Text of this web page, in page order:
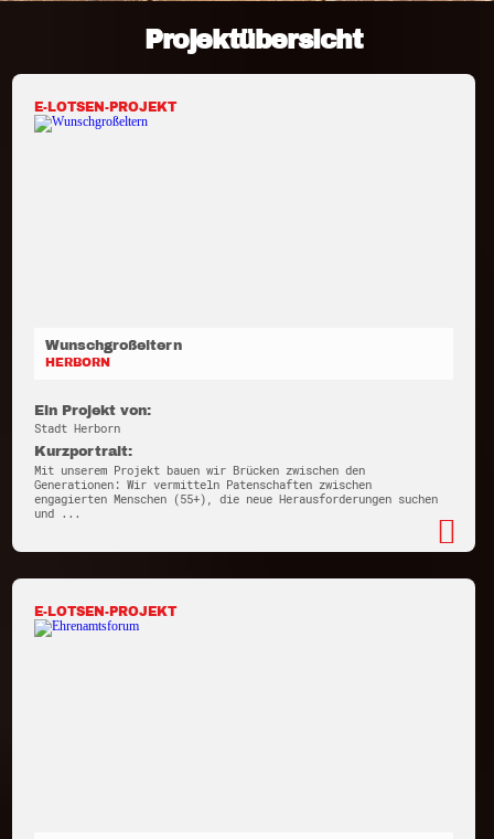
Projektübersicht
E-LOTSEN-PROJEKT
Wunschgroßeltern
HERBORN
Ein Projekt von:
Stadt Herborn
Kurzportrait:
Mit unserem Projekt bauen wir Brücken zwischen den
Generationen: Wir vermitteln Patenschaften zwischen
engagierten Menschen (55+), die neue Herausforderungen suchen
und ...
E-LOTSEN-PROJEKT